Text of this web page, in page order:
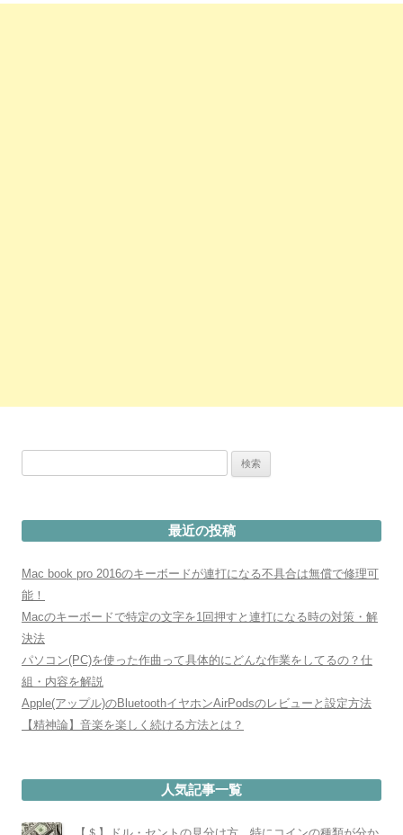
索:
最近の投稿
Mac book pro 2016のキーボードが連打になる不具合は無償で修理可
能！
Macのキーボードで特定の文字を1回押すと連打になる時の対策・解
決法
パソコン(PC)を使った作曲って具体的にどんな作業をしてるの？仕
組・内容を解説
Apple(アップル)のBluetoothイヤホンAirPodsのレビューと設定方法
【精神論】音楽を楽しく続ける方法とは？
人気記事一覧